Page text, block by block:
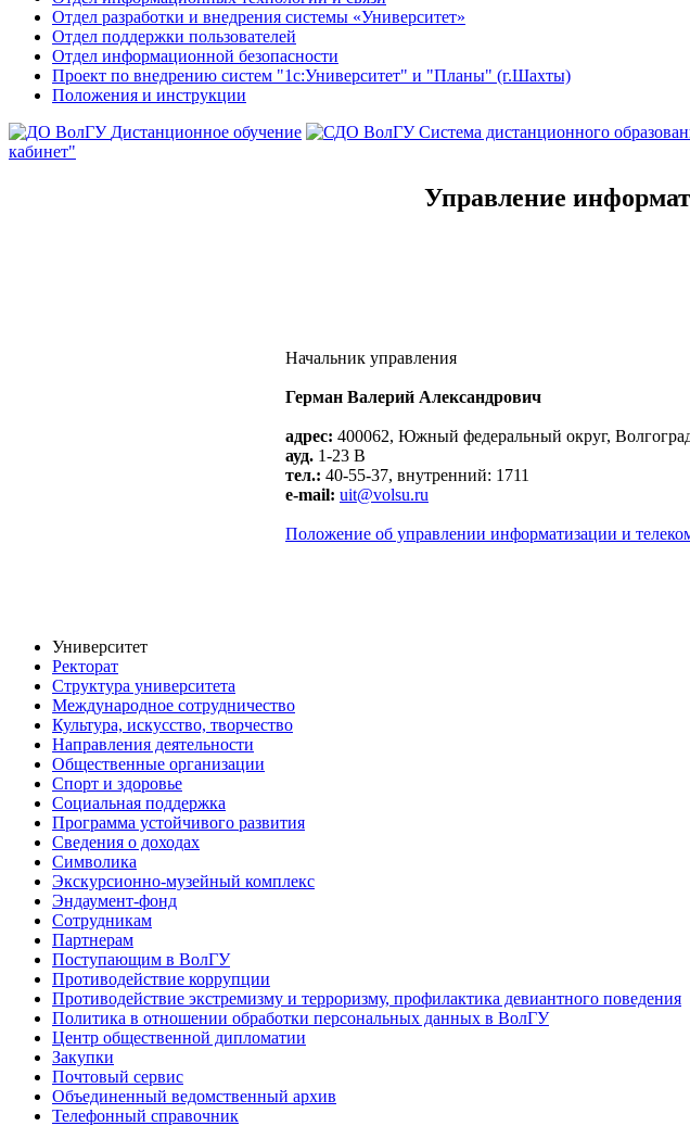
Отдел разработки и внедрения системы «Университет»
Отдел поддержки пользователей
Отдел информационной безопасности
Проект по внедрению систем "1с:Университет" и "Планы" (г.Шахты)
Положения и инструкции
Дистанционное обучение
Система дистанционного
кабинет"
Управление
Начальник управления
Герман Валерий Александрович
адрес: 400062, Южный федеральный округ,
ауд. 1-23 В
тел.: 40-55-37, внутренний: 1711
e-mail: uit@volsu.ru
Положение об управлении информатизации и
Университет
Ректорат
Структура университета
Международное сотрудничество
Культура, искусство, творчество
Направления деятельности
Общественные организации
Спорт и здоровье
Социальная поддержка
Программа устойчивого развития
Сведения о доходах
Символика
Экскурсионно-музейный комплекс
Эндаумент-фонд
Сотрудникам
Партнерам
Поступающим в ВолГУ
Противодействие коррупции
Противодействие экстремизму и терроризму, профилактика девиантного поведения
Политика в отношении обработки персональных данных в ВолГУ
Центр общественной дипломатии
Закупки
Почтовый сервис
Объединенный ведомственный архив
Телефонный справочник